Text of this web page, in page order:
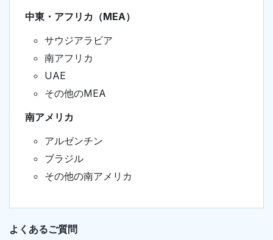
中東・アフリカ（MEA）
サウジアラビア
南アフリカ
UAE
その他のMEA
南アメリカ
アルゼンチン
ブラジル
その他の南アメリカ
よくあるご質問